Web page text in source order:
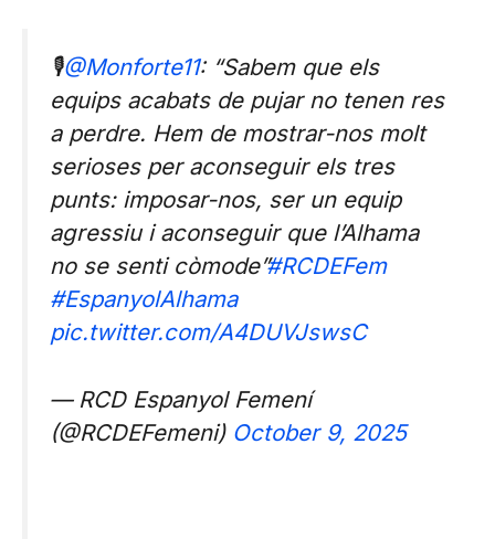
🎙️@Monforte11: “Sabem que els
equips acabats de pujar no tenen res
a perdre. Hem de mostrar-nos molt
serioses per aconseguir els tres
punts: imposar-nos, ser un equip
agressiu i aconseguir que l’Alhama
no se senti còmode”#RCDEFem
#EspanyolAlhama
pic.twitter.com/A4DUVJswsC
— RCD Espanyol Femení
(@RCDEFemeni) October 9, 2025